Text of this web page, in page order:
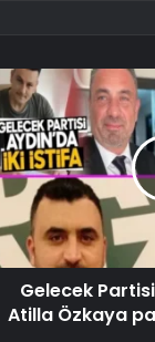
Gelecek
Atilla Özkaya